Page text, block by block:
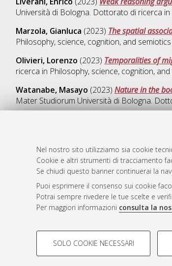
Nel nostro sito utilizziamo sia cookie
Cookie e altri strumenti di tracciamento
Se chiudi questo banner continuerai la
Puoi esprimere il consenso sui cookie
Potrai sempre rivedere le tue scelte e
Per maggiori informazioni consulta la
COOKIE DI PROFILAZIONE -
SOLO COOKIE NECESSARI
Università di Bologna. Dottorato di ricerca in
Marzola, Gianluca (2023) The spatial
Philosophy, science, cognition, and
Olivieri, Lorenzo (2023) Temporalities of
ricerca in Philosophy, science, cognition,
Watanabe, Masayo (2023) Nature in the
Mater Studiorum Università di Bologna.
Atom
Rss 1.0
Rss 2.0
© ALMA MATER